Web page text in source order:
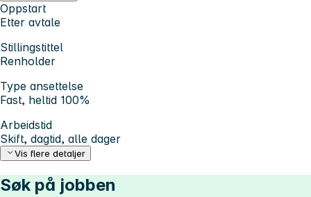
Oppstart
Etter avtale
Stillingstittel
Renholder
Type ansettelse
Fast, heltid 100%
Arbeidstid
Skift, dagtid, alle dager
Vis flere detaljer
Søk på jobben